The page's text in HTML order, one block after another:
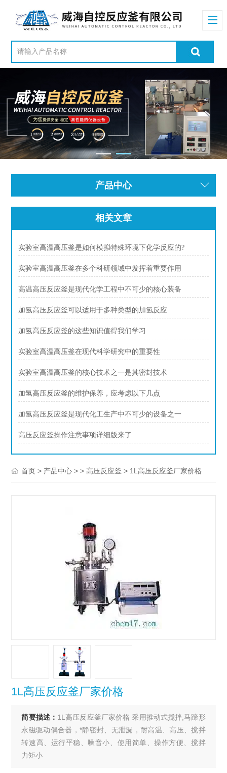
产品中心
相关文章
实验室高温高压釜是如何模拟特殊环境下化学反应的?
实验室高温高压釜在多个科研领域中发挥着重要作用
高温高压反应釜是现代化学工程中不可少的核心装备
加氢高压反应釜可以适用于多种类型的加氢反应
加氢高压反应釜的这些知识值得我们学习
实验室高温高压釜在现代科学研究中的重要性
实验室高温高压釜的核心技术之一是其密封技术
加氢高压反应釜的维护保养，应考虑以下几点
加氢高压反应釜是现代化工生产中不可少的设备之一
高压反应釜操作注意事项详细版来了
首页 > 产品中心 > >高压反应釜 > 1L高压反应釜厂家价格
1L高压反应釜厂家价格
简要描述： 1L高压反应釜厂家价格 采用推动式搅拌,马蹄形
永磁驱动偶合器，*静密封、无泄漏，耐高温、高压、搅拌
转速高、运行平稳、噪音小、使用简单、操作方便、搅拌
力矩小